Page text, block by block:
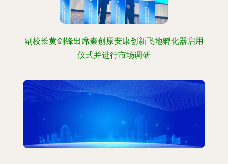
副校长黄剑锋出席秦创原安康创新飞地孵化器启用
仪式并进行市场调研